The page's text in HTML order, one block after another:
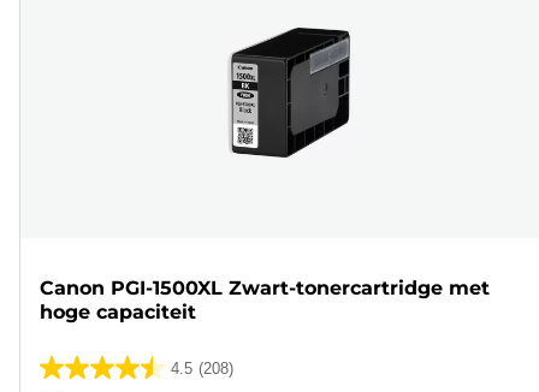
Canon PGI-1500XL Zwart-tonercartridge met
hoge capaciteit
4.5 (208)
4.5